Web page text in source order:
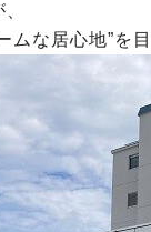
ムな居心地”を